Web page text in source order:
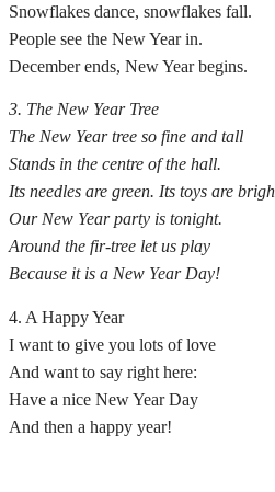
Snowflakes dance, snowflakes fall.
People see the New Year in.
December ends, New Year begins.
3. The New Year Tree
The New Year tree so fine and tall
Stands in the centre of the hall.
Its needles are green. Its toys are
Our New Year party is tonight.
Around the fir-tree let us play
Because it is a New Year Day!
4. A Happy Year
I want to give you lots of love
And want to say right here:
Have a nice New Year Day
And then a happy year!